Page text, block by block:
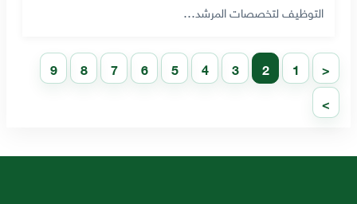
التوظيف لتخصصات المرشد…
<
1
2
3
4
5
6
7
8
9
>